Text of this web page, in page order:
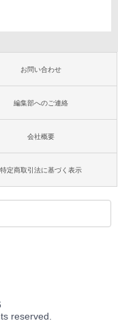
お問い合わせ
編集部へのご連絡
会社概要
特定商取引法に基づく表示
reserved.